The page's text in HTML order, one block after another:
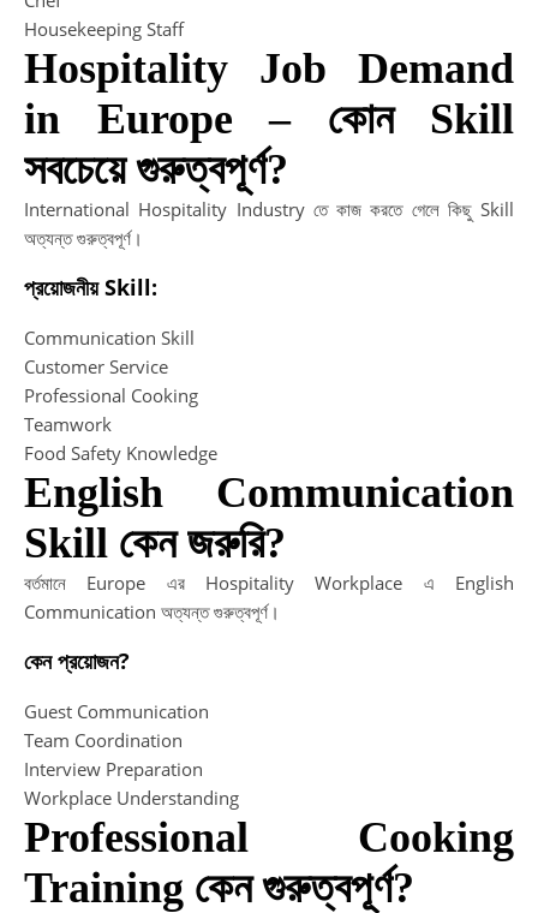
Housekeeping Staff
Hospitality Job Demand
in Europe – কোন Skill
সবচেয়ে গুরুত্বপূর্ণ?
International Hospitality Industry তে কাজ করতে গেলে কিছু Skill
অত্যন্ত গুরুত্বপূর্ণ।
প্রয়োজনীয় Skill:
Communication Skill
Customer Service
Professional Cooking
Teamwork
Food Safety Knowledge
English Communication
Skill কেন জরুরি?
বর্তমানে Europe এর Hospitality Workplace এ English
Communication অত্যন্ত গুরুত্বপূর্ণ।
কেন প্রয়োজন?
Guest Communication
Team Coordination
Interview Preparation
Workplace Understanding
Professional Cooking
Training কেন গুরুত্বপূর্ণ?